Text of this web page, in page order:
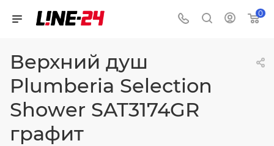
0
Верхний душ
Plumberia Selection
Shower SAT3174GR
графит